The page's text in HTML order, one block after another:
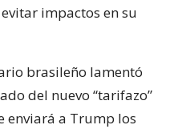
impactos en su
brasileño lamentó
del nuevo “tarifazo”
enviará a Trump los